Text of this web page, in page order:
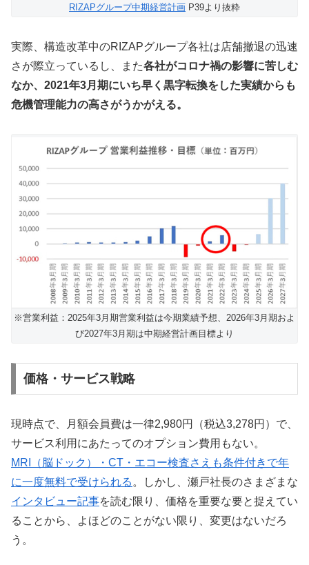
RIZAPグループ中期経営計画 P39より抜粋
実際、構造改革中のRIZAPグループ各社は店舗撤退の迅速
さが際立っているし、また各社がコロナ禍の影響に苦しむ
なか、2021年3月期にいち早く黒字転換をした実績からも
危機管理能力の高さがうかがえる。
※営業利益：2025年3月期営業利益は今期業績予想、2026年3月期およ
び2027年3月期は中期経営計画目標より
価格・サービス戦略
現時点で、月額会員費は一律2,980円（税込3,278円）で、
サービス利用にあたってのオプション費用もない。
MRI（脳ドック）・CT・エコー検査さえも条件付きで年
に一度無料で受けられる 。しかし、瀬戸社長のさまざまな
インタビュー記事を読む限り、価格を重要な要と捉えてい
ることから、よほどのことがない限り、変更はないだろ
う。